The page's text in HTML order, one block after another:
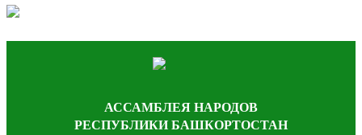
АССАМБЛЕЯ НАРОДОВ
РЕСПУБЛИКИ БАШКОРТОСТАН